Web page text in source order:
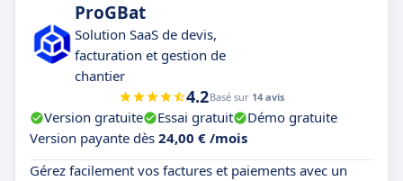
ProGBat
Solution SaaS de devis,
facturation et gestion de
chantier
4.2Basé sur 14 avis
Version gratuite Essai gratuit
Démo gratuite
Version payante dès 24,00 € /mois
Gérez facilement vos factures et paiements avec un